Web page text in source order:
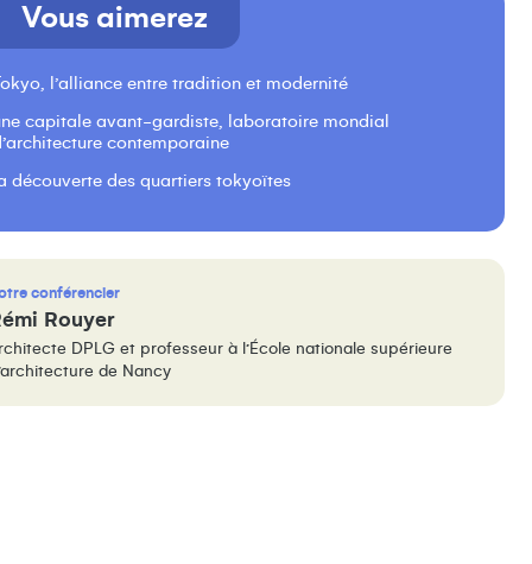
Vous aimerez
l’alliance entre tradition et modernité
capitale avant-gardiste, laboratoire mondial
contemporaine
découverte des quartiers tokyoïtes
conférencier
Rouyer
DPLG et professeur à l’École nationale supérieure
de Nancy